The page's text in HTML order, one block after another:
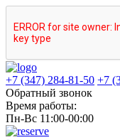
+7 (347) 284-81-50 +7
Обратный звонок
Время работы:
Пн-Вс 11:00-00:00